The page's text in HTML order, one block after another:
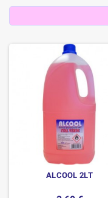
ALCOOL 2LT